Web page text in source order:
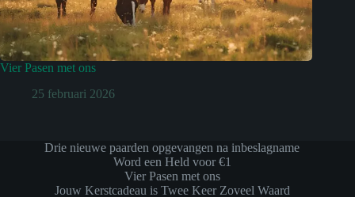
Vier Pasen met ons
25 februari 2026
Drie nieuwe paarden opgevangen na inbeslagname
Word een Held voor €1
Vier Pasen met ons
Jouw Kerstcadeau is Twee Keer Zoveel Waard